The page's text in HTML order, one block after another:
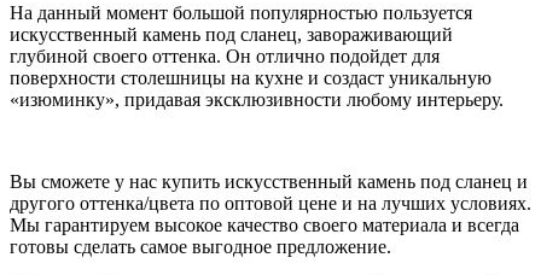
На данный момент большой популярностью пользуется
искусственный камень под сланец, завораживающий
глубиной своего оттенка. Он отлично подойдет для
поверхности столешницы на кухне и создаст уникальную
«изюминку», придавая эксклюзивности любому интерьеру.
Вы сможете у нас купить искусственный камень под сланец и
другого оттенка/цвета по оптовой цене и на лучших условиях.
Мы гарантируем высокое качество своего материала и всегда
готовы сделать самое выгодное предложение.